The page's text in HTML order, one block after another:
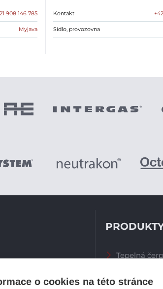
o cookies na této stránce
908 146 785
Myjava
Kontakt
Sídlo, provozovna
Tepelná
Zásobníky TV